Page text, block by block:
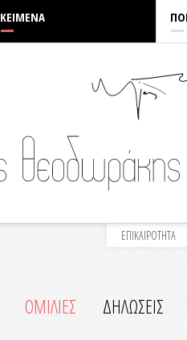
ΚΕΙΜΕΝΑ
ΕΠΙΚΑΙΡΟΤΗΤΑ
ΟΜΙΛΙΕΣ ΔΗΛΩΣΕΙΣ